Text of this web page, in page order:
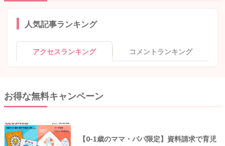
人気記事ランキング
アクセスランキング コメントランキング
お得な無料キャンペーン
【0-1歳のママ・パパ限定】資料請求で育児